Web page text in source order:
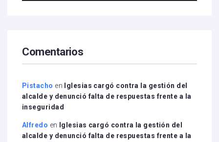
Comentarios
Pistacho en
Iglesias cargó contra la gestión del
alcalde y denunció falta de respuestas frente a la
inseguridad
Alfredo en
Iglesias cargó contra la gestión del
alcalde y denunció falta de respuestas frente a la